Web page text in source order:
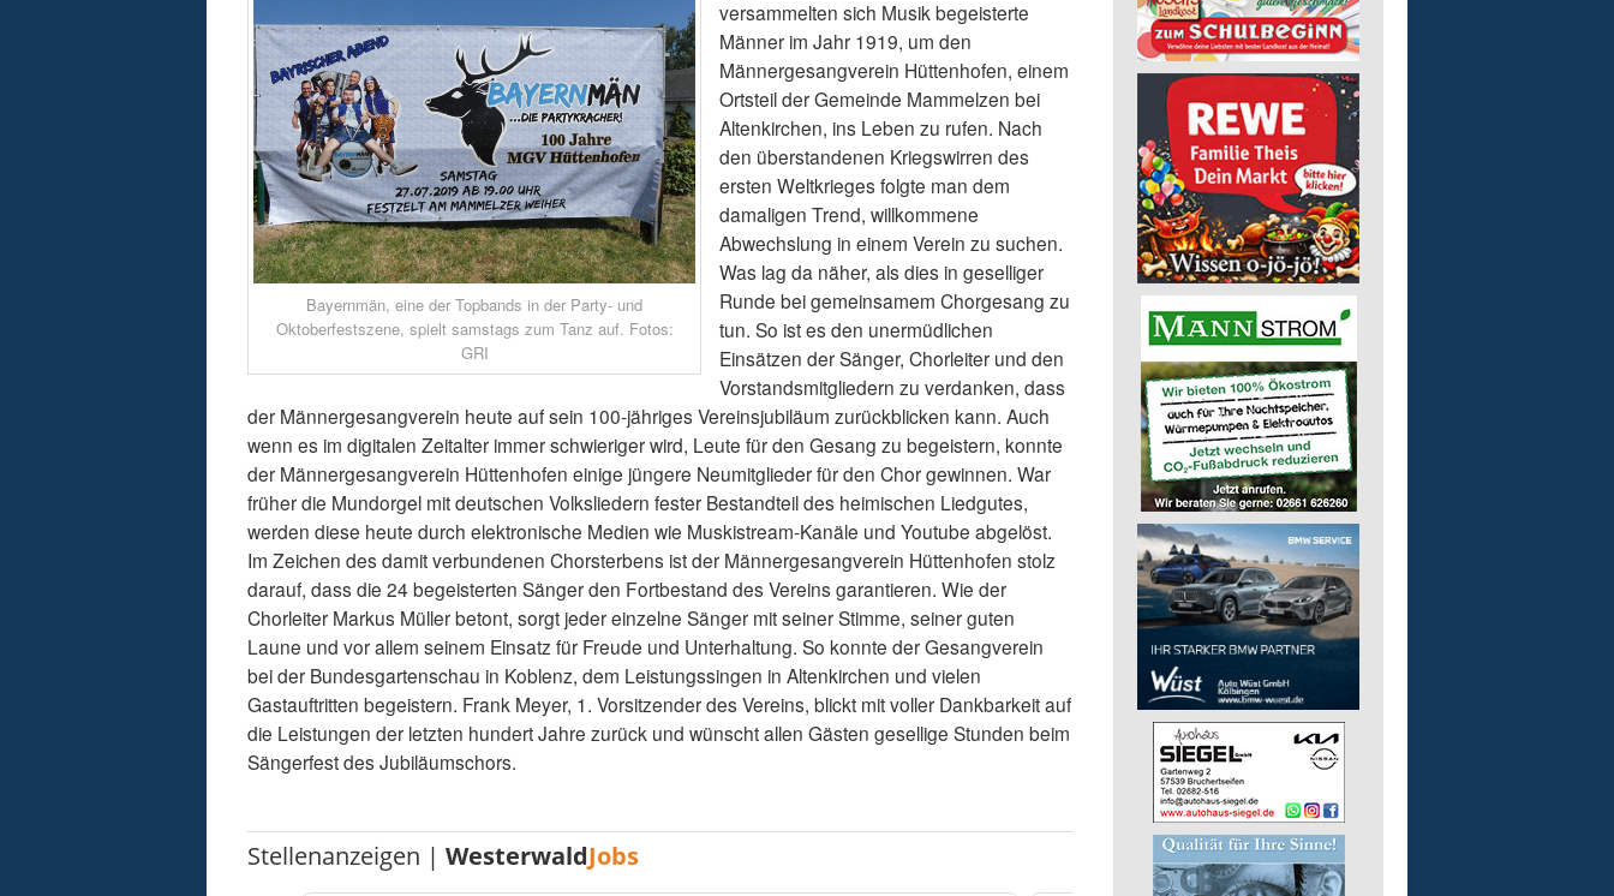
Bayernmän, eine der Topbands in der Party- und
Oktoberfestszene, spielt samstags zum Tanz auf. Fotos:
GRI
versammelten sich Musik begeisterte
Männer im Jahr 1919, um den
Männergesangverein Hüttenhofen, einem
Ortsteil der Gemeinde Mammelzen bei
Altenkirchen, ins Leben zu rufen. Nach
den überstandenen Kriegswirren des
ersten Weltkrieges folgte man dem
damaligen Trend, willkommene
Abwechslung in einem Verein zu suchen.
Was lag da näher, als dies in geselliger
Runde bei gemeinsamem Chorgesang zu
tun. So ist es den unermüdlichen
Einsätzen der Sänger, Chorleiter und den
Vorstandsmitgliedern zu verdanken, dass
der Männergesangverein heute auf sein 100-jähriges Vereinsjubiläum zurückblicken kann. Auch
wenn es im digitalen Zeitalter immer schwieriger wird, Leute für den Gesang zu begeistern, konnte
der Männergesangverein Hüttenhofen einige jüngere Neumitglieder für den Chor gewinnen. War
früher die Mundorgel mit deutschen Volksliedern fester Bestandteil des heimischen Liedgutes,
werden diese heute durch elektronische Medien wie Muskistream-Kanäle und Youtube abgelöst.
Im Zeichen des damit verbundenen Chorsterbens ist der Männergesangverein Hüttenhofen stolz
darauf, dass die 24 begeisterten Sänger den Fortbestand des Vereins garantieren. Wie der
Chorleiter Markus Müller betont, sorgt jeder einzelne Sänger mit seiner Stimme, seiner guten
Laune und vor allem seinem Einsatz für Freude und Unterhaltung. So konnte der Gesangverein
bei der Bundesgartenschau in Koblenz, dem Leistungssingen in Altenkirchen und vielen
Gastauftritten begeistern. Frank Meyer, 1. Vorsitzender des Vereins, blickt mit voller Dankbarkeit auf
die Leistungen der letzten hundert Jahre zurück und wünscht allen Gästen gesellige Stunden beim
Sängerfest des Jubiläumschors.
Stellenanzeigen |WesterwaldJobs